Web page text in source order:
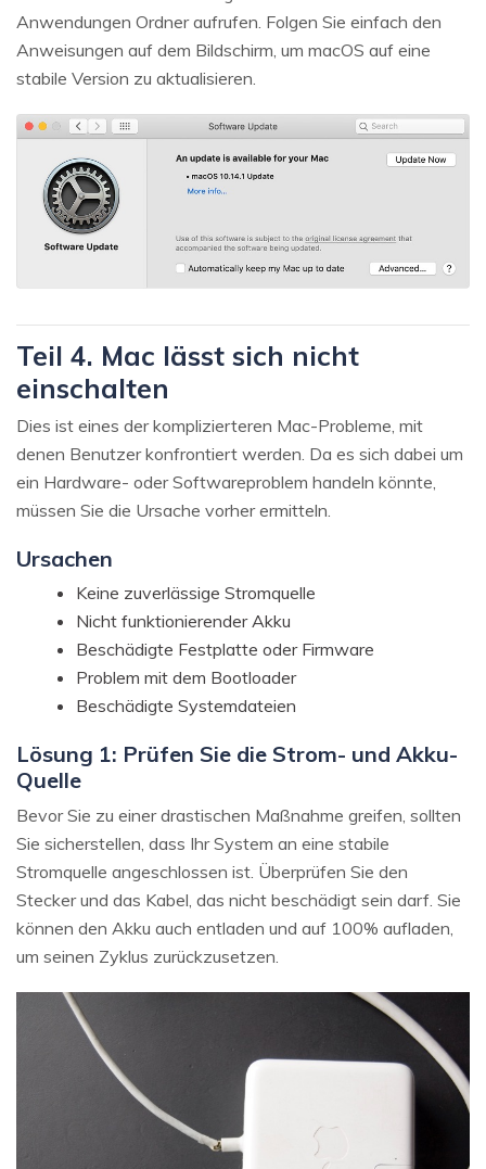
Anwendungen Ordner aufrufen. Folgen Sie einfach den
Anweisungen auf dem Bildschirm, um macOS auf eine
stabile Version zu aktualisieren.
Teil 4. Mac lässt sich nicht
einschalten
Dies ist eines der komplizierteren Mac-Probleme, mit
denen Benutzer konfrontiert werden. Da es sich dabei um
ein Hardware- oder Softwareproblem handeln könnte,
müssen Sie die Ursache vorher ermitteln.
Ursachen
Keine zuverlässige Stromquelle
Nicht funktionierender Akku
Beschädigte Festplatte oder Firmware
Problem mit dem Bootloader
Beschädigte Systemdateien
Lösung 1: Prüfen Sie die Strom- und Akku-
Quelle
Bevor Sie zu einer drastischen Maßnahme greifen, sollten
Sie sicherstellen, dass Ihr System an eine stabile
Stromquelle angeschlossen ist. Überprüfen Sie den
Stecker und das Kabel, das nicht beschädigt sein darf. Sie
können den Akku auch entladen und auf 100% aufladen,
um seinen Zyklus zurückzusetzen.